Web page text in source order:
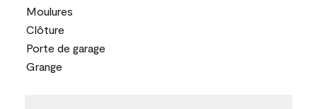
Moulures
Clôture
Porte de garage
Grange